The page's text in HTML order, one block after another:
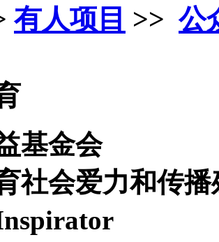
有人项目 >>公
基金会
社会爱力和传